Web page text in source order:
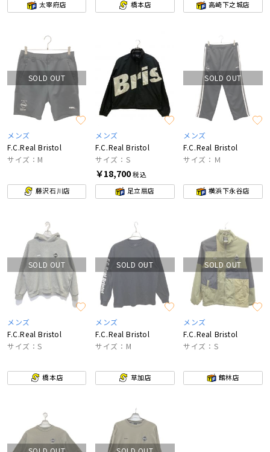
太宰府店
橋本店
高崎下之城店
SOLD OUT
メンズ
F.C.Real Bristol
サイズ：M
藤沢石川店
メンズ
F.C.Real Bristol
サイズ：S
￥18,700税込
足立扇店
SOLD OUT
メンズ
F.C.Real Bristol
サイズ：Ｍ
横浜下永谷店
SOLD OUT
メンズ
F.C.Real Bristol
サイズ：S
橋本店
SOLD OUT
メンズ
F.C.Real Bristol
サイズ：M
草加店
SOLD OUT
メンズ
F.C.Real Bristol
サイズ：S
館林店